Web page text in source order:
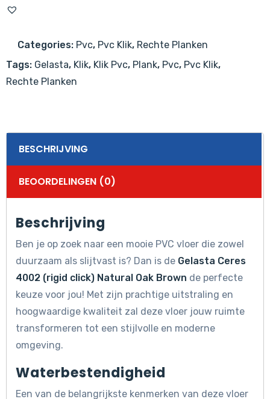
(rigid
Natural
Oak
Brown
Categories: Pvc, Pvc Klik, Rechte Planken
Tags: Gelasta, Klik, Klik Pvc, Plank, Pvc, Pvc Klik,
Rechte Planken
BESCHRIJVING
BEOORDELINGEN (0)
Beschrijving
Ben je op zoek naar een mooie PVC vloer die zowel
duurzaam als slijtvast is? Dan is de Gelasta Ceres
4002 (rigid click) Natural Oak Brown de perfecte
keuze voor jou! Met zijn prachtige uitstraling en
hoogwaardige kwaliteit zal deze vloer jouw ruimte
transformeren tot een stijlvolle en moderne
omgeving.
Waterbestendigheid
Een van de belangrijkste kenmerken van deze vloer